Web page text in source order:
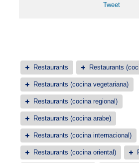
Tweet
Restaurants Restaurants
Restaurants (cocina vegetariana)
Restaurants (cocina regional)
Restaurants (cocina arabe)
Restaurants (cocina internacional)
Restaurants (cocina oriental)